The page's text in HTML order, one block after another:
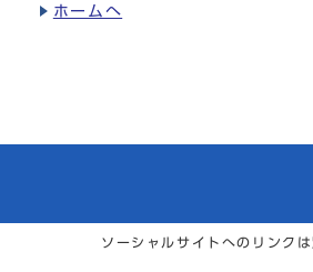
ホームへ
ソーシャルサイトへのリンク